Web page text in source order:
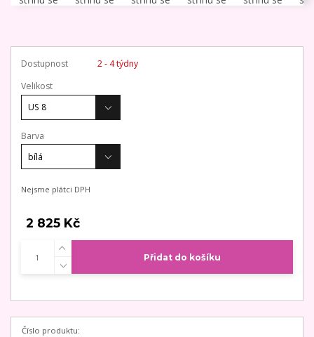
Dostupnost
2 - 4 týdny
Velikost
Barva
Nejsme plátci DPH
2 825 Kč
Přidat do košíku
Číslo produktu: